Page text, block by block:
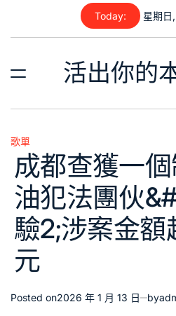
content
Today: 星期日
活出你的
Posted
歌單
成都查獲一
油犯法團伙
驗2;涉案金
元
Posted on2026 年 1 月 13 日 by